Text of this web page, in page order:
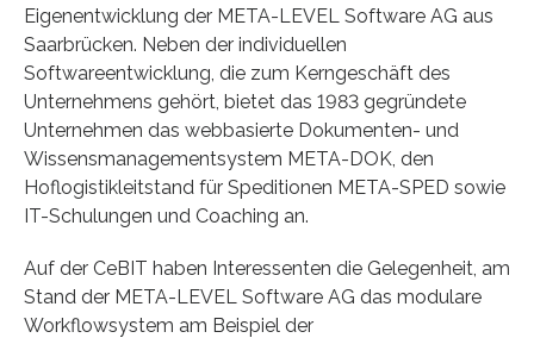
Eigenentwicklung der META-LEVEL Software AG aus
Saarbrücken. Neben der individuellen
Softwareentwicklung, die zum Kerngeschäft des
Unternehmens gehört, bietet das 1983 gegründete
Unternehmen das webbasierte Dokumenten- und
Wissensmanagementsystem META-DOK, den
Hoflogistikleitstand für Speditionen META-SPED sowie
IT-Schulungen und Coaching an.
Auf der CeBIT haben Interessenten die Gelegenheit, am
Stand der META-LEVEL Software AG das modulare
Workflowsystem am Beispiel der